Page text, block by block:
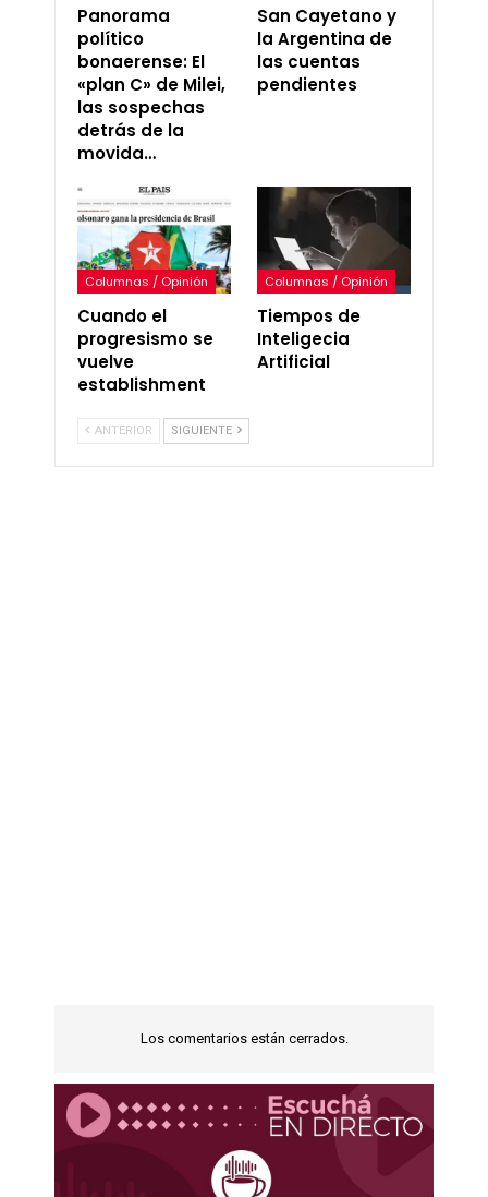
Panorama
político
bonaerense: El
«plan C» de Milei,
las sospechas
detrás de la
movida…
San Cayetano y
la Argentina de
las cuentas
pendientes
Columnas / Opinión
Cuando el
progresismo se
vuelve
establishment
Columnas / Opinión
Tiempos de
Inteligecia
Artificial
ANTERIOR SIGUIENTE
Los comentarios están cerrados.